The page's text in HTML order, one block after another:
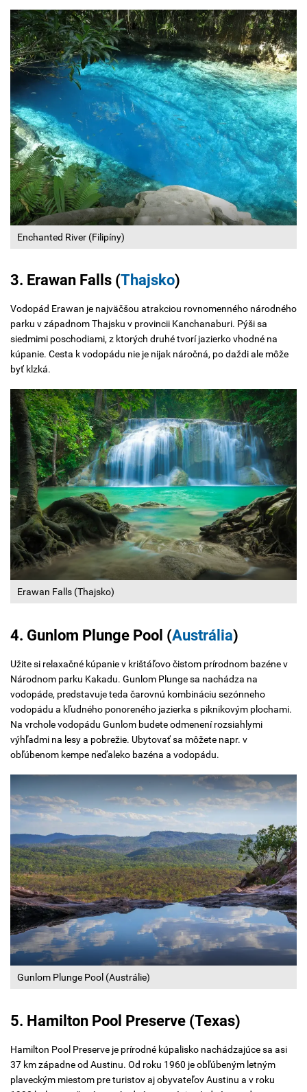
Enchanted River (Filipíny)
3. Erawan Falls (Thajsko)
Vodopád Erawan je najväčšou atrakciou rovnomenného národného
parku v západnom Thajsku v provincii Kanchanaburi. Pýši sa
siedmimi poschodiami, z ktorých druhé tvorí jazierko vhodné na
kúpanie. Cesta k vodopádu nie je nijak náročná, po daždi ale môže
byť klzká.
Erawan Falls (Thajsko)
4. Gunlom Plunge Pool (Austrália)
Užite si relaxačné kúpanie v krištáľovo čistom prírodnom bazéne v
Národnom parku Kakadu. Gunlom Plunge sa nachádza na
vodopáde, predstavuje teda čarovnú kombináciu sezónneho
vodopádu a kľudného ponoreného jazierka s piknikovým plochami.
Na vrchole vodopádu Gunlom budete odmenení rozsiahlymi
výhľadmi na lesy a pobrežie. Ubytovať sa môžete napr. v
obľúbenom kempe neďaleko bazéna a vodopádu.
Gunlom Plunge Pool (Austrálie)
5. Hamilton Pool Preserve (Texas)
Hamilton Pool Preserve je prírodné kúpalisko nachádzajúce sa asi
37 km západne od Austinu. Od roku 1960 je obľúbeným letným
plaveckým miestom pre turistov aj obyvateľov Austinu a v roku